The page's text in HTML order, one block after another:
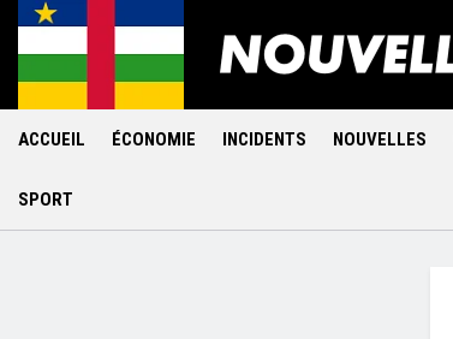
ACCUEIL ÉCONOMIE INCIDENTS NOUVELLES
SPORT